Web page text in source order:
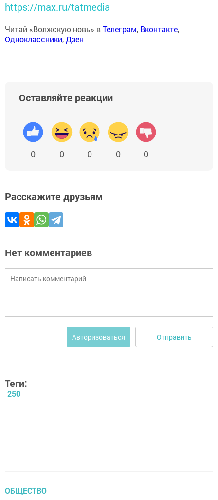
https://max.ru/tatmedia
Читай «Волжскую новь» вТелеграм, Вконтакте,
Одноклассники,Дзен
Оставляйте реакции
0 0 0 0 0
Расскажите друзьям
Нет комментариев
Авторизоваться Отправить
Теги:
250
ОБЩЕСТВО